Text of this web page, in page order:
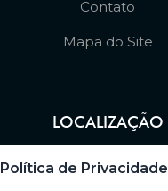
Contato
Mapa do Site
LOCALIZAÇÃO
Política de Privacidade